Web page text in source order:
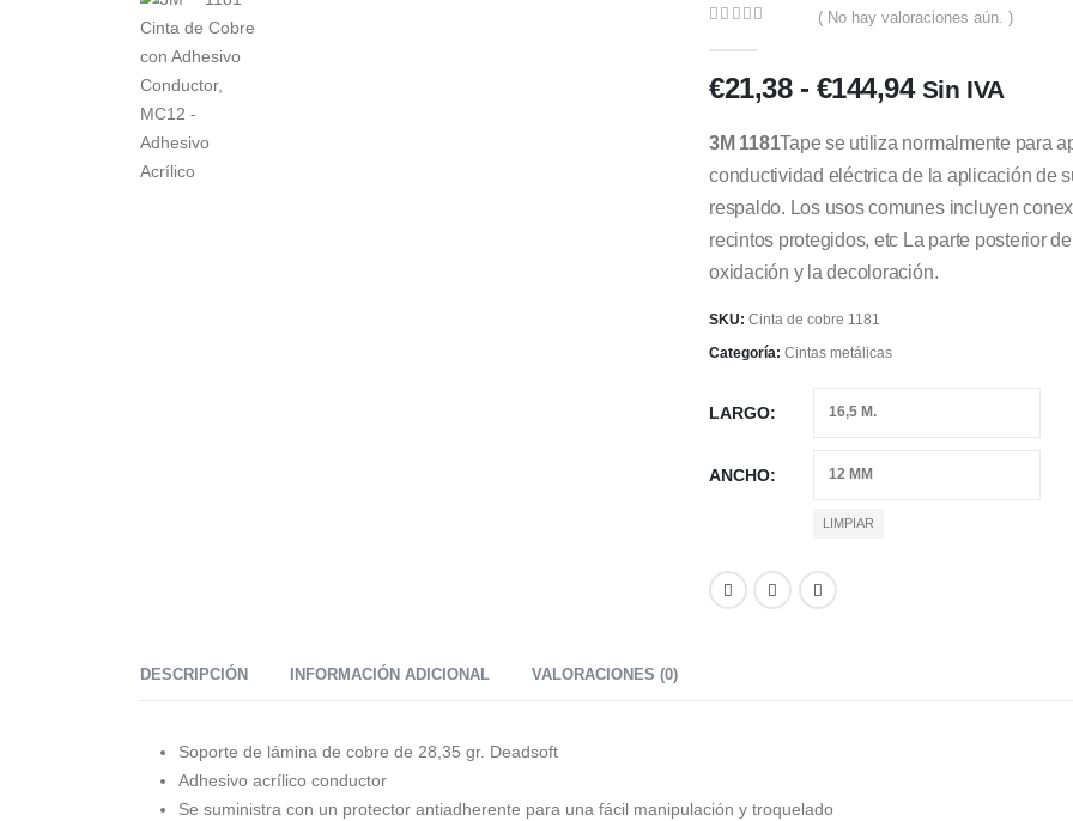
( No hay valoraciones aún. )
€21,38 - €144,94Rango
precios:
desde
€21,38
hasta
€144,94
Sin IVA
3M 1181Tape se utiliza normalmente para
conductividad eléctrica de la aplicación de
respaldo. Los usos comunes incluyen
recintos protegidos, etc La parte posterior
oxidación y la decoloración.
SKU: Cinta de cobre 1181
Categoría: Cintas metálicas
LARGO
ANCHO
LIMPIAR
DESCRIPCIÓN INFORMACIÓN ADICIONAL VALORACIONES (0)
Soporte de lámina de cobre de 28,35 gr. Deadsoft
Adhesivo acrílico conductor
Se suministra con un protector antiadherente para una fácil manipulación y troquelado